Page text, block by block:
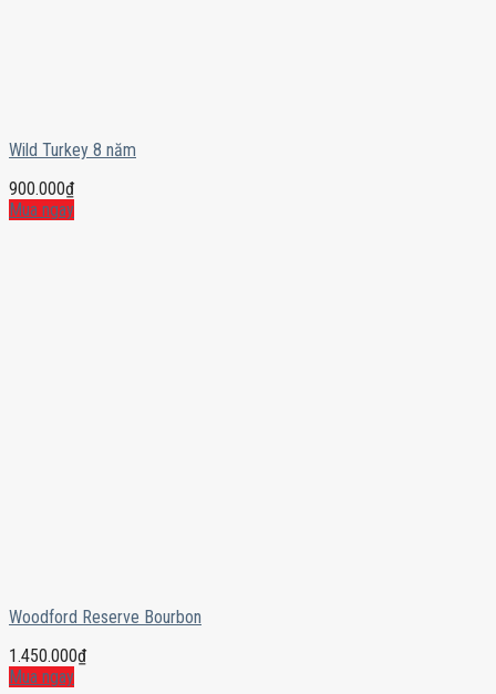
Wild Turkey 8 năm
900.000₫
Mua ngay
Woodford Reserve Bourbon
1.450.000₫
Mua ngay